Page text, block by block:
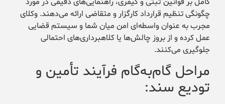
چگونگی تنظیم قرارداد کارگزار و متقاضی ارائه می‌دهند. وکلای
مجرب به عنوان واسطه‌ای امن میان شما و سیستم قضایی
عمل کرده و از بروز چالش‌ها یا کلاهبرداری‌های احتمالی
جلوگیری می‌کنند.
مراحل گام‌به‌گام فرآیند تأمین و
تودیع سند: